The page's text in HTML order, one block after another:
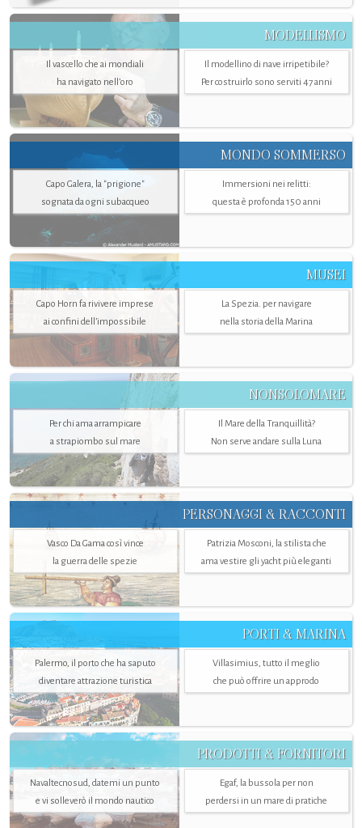
MODELLISMO
Il vascello che ai mondiali
ha navigato nell’oro
Il modellino di nave irripetibile?
Per costruirlo sono serviti 47 anni
MONDO SOMMERSO
Capo Galera, la "prigione"
sognata da ogni subacqueo
Immersioni nei relitti:
questa è profonda 150 anni
MUSEI
Capo Horn fa rivivere imprese
ai confini dell’impossibile
La Spezia. per navigare
nella storia della Marina
NONSOLOMARE
Per chi ama arrampicare
a strapiombo sul mare
Il Mare della Tranquillità?
Non serve andare sulla Luna
PERSONAGGI & RACCONTI
Vasco Da Gama così vince
la guerra delle spezie
Patrizia Mosconi, la stilista che
ama vestire gli yacht più eleganti
PORTI & MARINA
Palermo, il porto che ha saputo
diventare attrazione turistica
Villasimius, tutto il meglio
che può offrire un approdo
PRODOTTI & FORNITORI
Navaltecnosud, datemi un punto
e vi solleverò il mondo nautico
Egaf, la bussola per non
perdersi in un mare di pratiche